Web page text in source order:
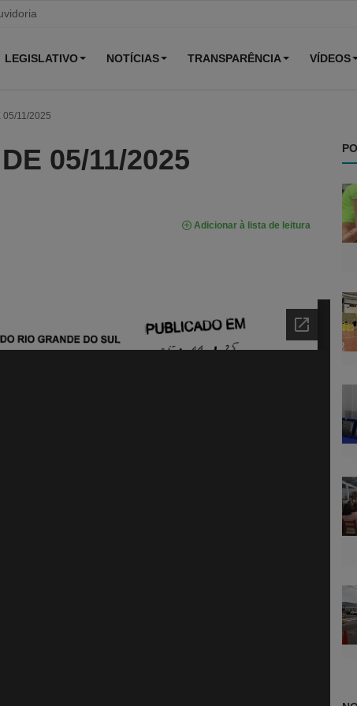
LEGISLATIVO NOTÍCIAS TRANSPARÊNCIA VÍDEOS
05/11/2025
05/11/2025
Adicionar à lista de leitura